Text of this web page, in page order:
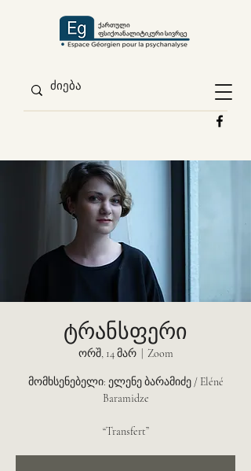
ტრანსფერი
ორშ, 14 მარ
  |
Zoom
მომხსენებელი: ელენე ბარამიძე / Eléné
Baramidze
“Transfert”